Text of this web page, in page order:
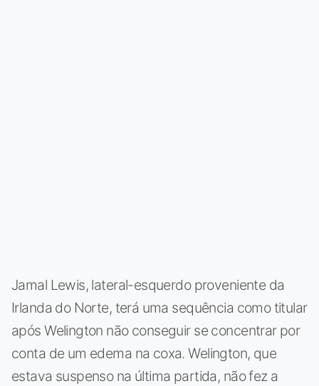
Jamal Lewis, lateral-esquerdo proveniente da
Irlanda do Norte, terá uma sequência como titular
após Welington não conseguir se concentrar por
conta de um edema na coxa. Welington, que
estava suspenso na última partida, não fez a